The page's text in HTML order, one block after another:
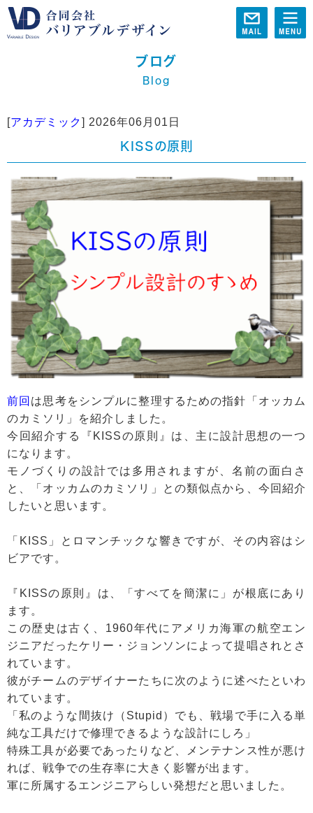
ブログ
Blog
[アカデミック] 2026年06月01日
KISSの原則
前回 は思考をシンプルに整理するための指針「オッカム
のカミソリ」を紹介しました。
今回紹介する『KISSの原則』は、主に設計思想の一つ
になります。
モノづくりの設計では多用されますが、名前の面白さ
と、「オッカムのカミソリ」との類似点から、今回紹介
したいと思います。
「KISS」とロマンチックな響きですが、その内容はシ
ビアです。
『KISSの原則』は、「すべてを簡潔に」が根底にあり
ます。
この歴史は古く、1960年代にアメリカ海軍の航空エン
ジニアだったケリー・ジョンソンによって提唱されとさ
れています。
彼がチームのデザイナーたちに次のように述べたといわ
れています。
「私のような間抜け（Stupid）でも、戦場で手に入る単
純な工具だけで修理できるような設計にしろ」
特殊工具が必要であったりなど、メンテナンス性が悪け
れば、戦争での生存率に大きく影響が出ます。
軍に所属するエンジニアらしい発想だと思いました。